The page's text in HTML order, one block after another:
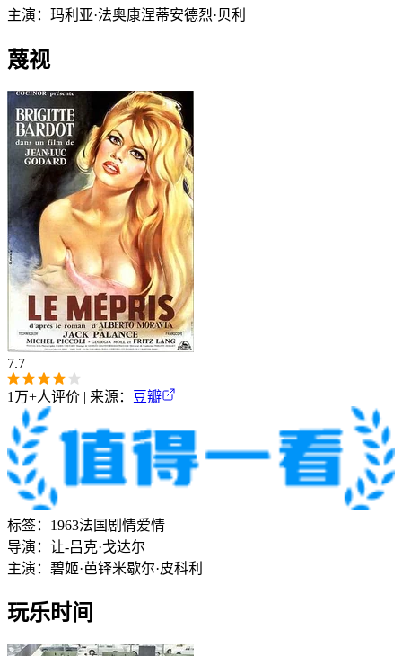
主演： 玛利亚·法奥康涅蒂安德烈·贝利
蔑视
7.7
1万+人评价 | 来源： 豆瓣
标签： 1963法国 剧情爱情
导演： 让-吕克·戈达尔
主演： 碧姬·芭铎米歇尔·皮科利
玩乐时间